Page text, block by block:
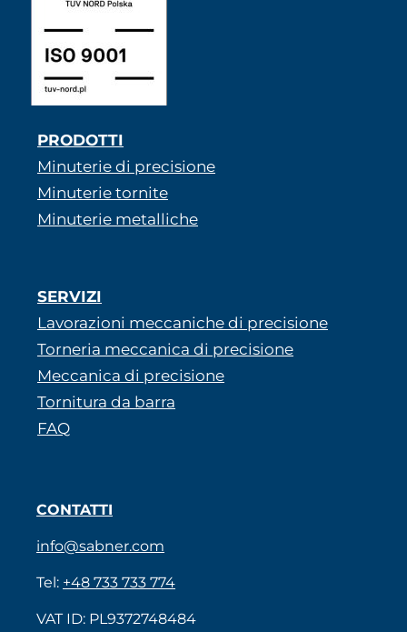
PRODOTTI
Minuterie di precisione
Minuterie tornite
Minuterie metalliche
SERVIZI
Lavorazioni meccaniche di precisione
Torneria meccanica di precisione
Meccanica di precisione
Tornitura da barra
FAQ
CONTATTI
info@sabner.com
Tel: +48 733 733 774
VAT ID: PL9372748484